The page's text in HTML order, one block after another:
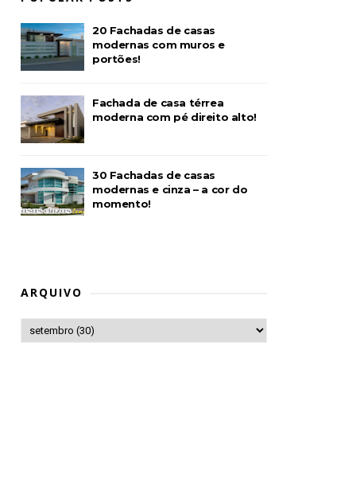
20 Fachadas de casas
modernas com muros e
portões!
Fachada de casa térrea
moderna com pé direito alto!
30 Fachadas de casas
modernas e cinza – a cor do
momento!
ARQUIVO